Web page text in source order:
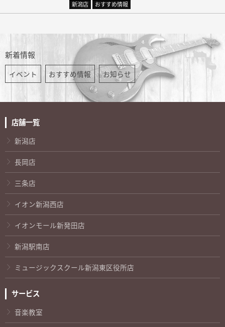
新潟店 おすすめ情報
新着情報
イベント おすすめ情報 お知らせ
店舗一覧
新潟店
長岡店
三条店
イオン新潟西店
イオンモール新発田店
新潟駅南店
ミュージックスクール新潟東区役所店
サービス
音楽教室